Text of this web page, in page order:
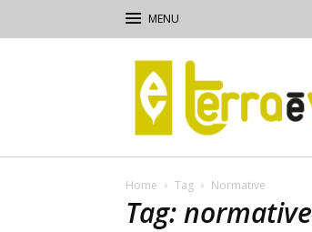
Terra
e
Vita
Home Tag Normative
Tag: normative